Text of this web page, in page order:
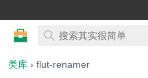
类库 › flut-renamer